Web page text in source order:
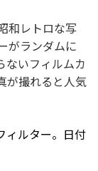
和レトロな写
がランダムに
ないフィルムカ
が撮れると人気
ィルター。日付